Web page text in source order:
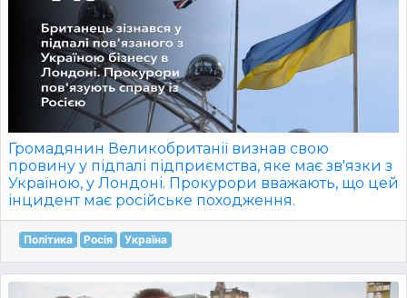
Громадянин Великобританії визнав свою
провину у підпалі підприємства, яке має зв'язки з
Україною, у Лондоні. Прокурори вважають, що цей
інцидент має російське походження.
Політика Росія Україна